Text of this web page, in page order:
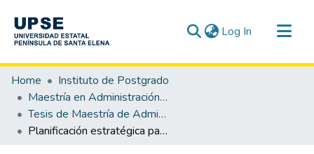
Log In (current)
Communities & Collections
All of DSpace
Statistics
Home
Instituto de Postgrado
Maestría en Administración Pública
Tesis de Maestría de Administración Pública
Planificación estratégica para instituciones de educación superior